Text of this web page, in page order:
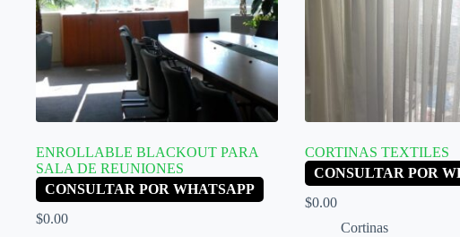
ENROLLABLE BLACKOUT PARA
SALA DE REUNIONES
CONSULTAR POR WHATSAPP
$0.00
CORTINAS TEXTILES
CONSULTAR POR
$0.00
Cortinas